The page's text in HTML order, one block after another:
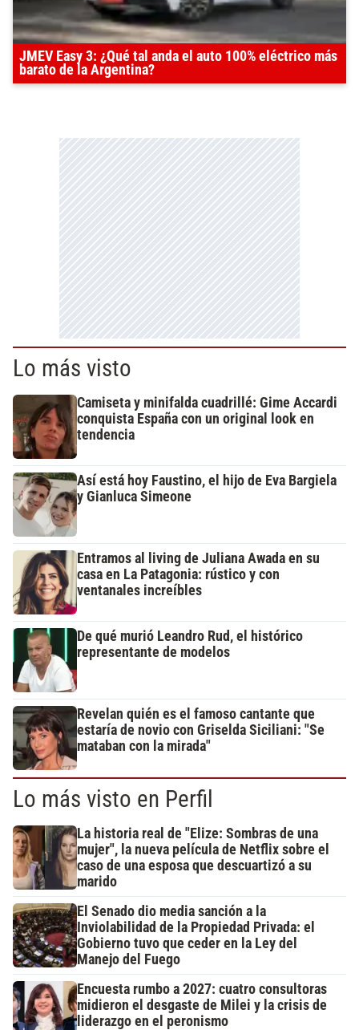
JMEV Easy 3: ¿Qué tal anda el auto 100% eléctrico más
barato de la Argentina?
Lo más visto
Camiseta y minifalda cuadrillé: Gime Accardi
conquista España con un original look en
tendencia
Así está hoy Faustino, el hijo de Eva Bargiela
y Gianluca Simeone
Entramos al living de Juliana Awada en su
casa en La Patagonia: rústico y con
ventanales increíbles
De qué murió Leandro Rud, el histórico
representante de modelos
Revelan quién es el famoso cantante que
estaría de novio con Griselda Siciliani: "Se
mataban con la mirada"
Lo más visto en Perfil
La historia real de "Elize: Sombras de una
mujer", la nueva película de Netflix sobre el
caso de una esposa que descuartizó a su
marido
El Senado dio media sanción a la
Inviolabilidad de la Propiedad Privada: el
Gobierno tuvo que ceder en la Ley del
Manejo del Fuego
Encuesta rumbo a 2027: cuatro consultoras
midieron el desgaste de Milei y la crisis de
liderazgo en el peronismo